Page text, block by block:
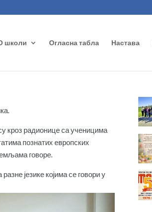
школи Огласна табла Настава
кроз радионице са ученицима
познатих европских
говоре.
језике којима се говори у